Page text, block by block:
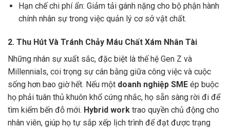
Hạn chế chi phí ẩn: Giảm tải gánh nặng cho bộ phận hành
chính nhân sự trong việc quản lý cơ sở vật chất.
2. Thu Hút Và Tránh Chảy Máu Chất Xám Nhân Tài
Những nhân sự xuất sắc, đặc biệt là thế hệ Gen Z và
Millennials, coi trọng sự cân bằng giữa công việc và cuộc
sống hơn bao giờ hết. Nếu một doanh nghiệp SME ép buộc
họ phải tuân thủ khuôn khổ cứng nhắc, họ sẵn sàng rời đi để
tìm kiếm bến đỗ mới. Hybrid work trao quyền chủ động cho
nhân viên, giúp họ tự sắp xếp lịch trình để đạt được trạng